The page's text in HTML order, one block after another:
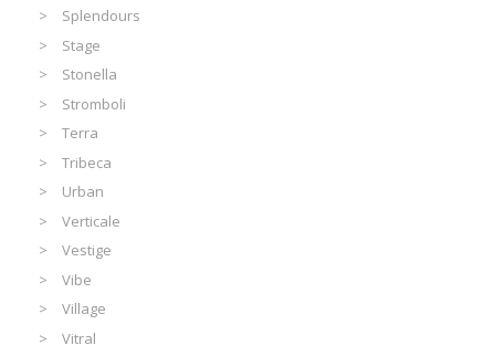
Splendours
Stage
Stonella
Stromboli
Terra
Tribeca
Urban
Verticale
Vestige
Vibe
Village
Vitral